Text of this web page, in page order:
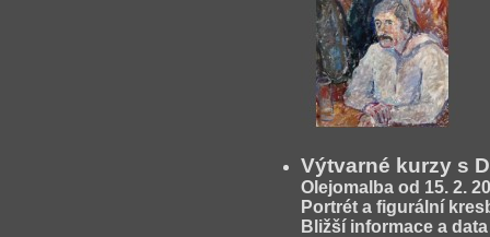
Výtvarné kurzy s
Olejomalba od 15. 2.
Portrét a figurální
Bližší informace a